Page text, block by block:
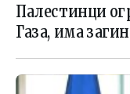
Палестинци
Газа, има